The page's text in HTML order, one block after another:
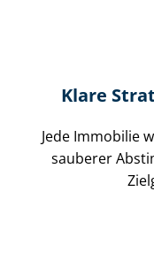
Klare
Jede Immobilie
sauberer